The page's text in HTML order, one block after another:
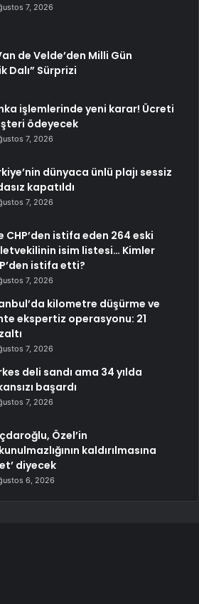
7, 2026
de Velde’den Milli Gün
Dalı” Sürprizi
işlemlerinde yeni karar! Ücreti
ödeyecek
7, 2026
dünyaca ünlü plajı sessiz
kapatıldı
7, 2026
CHP’den istifa eden 264 eski
isim listesi… Kimler
istifa etti?
7, 2026
kilometre düşürme ve
ekspertiz operasyonu: 21
7, 2026
deli sandı ama 34 yılda
başardı
7, 2026
Özel’in
kaldırılmasına
diyecek
6, 2026